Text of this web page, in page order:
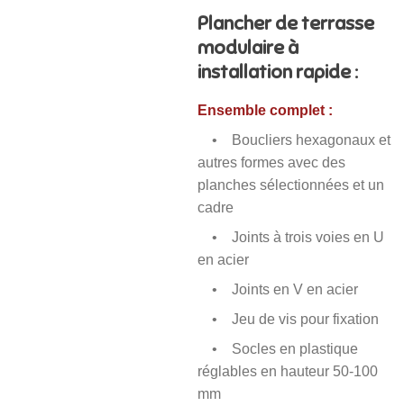
Plancher de terrasse
modulaire à
installation rapide :
Ensemble complet :
• Boucliers hexagonaux et
autres formes avec des
planches sélectionnées et un
cadre
• Joints à trois voies en U
en acier
• Joints en V en acier
• Jeu de vis pour fixation
• Socles en plastique
réglables en hauteur 50-100
mm